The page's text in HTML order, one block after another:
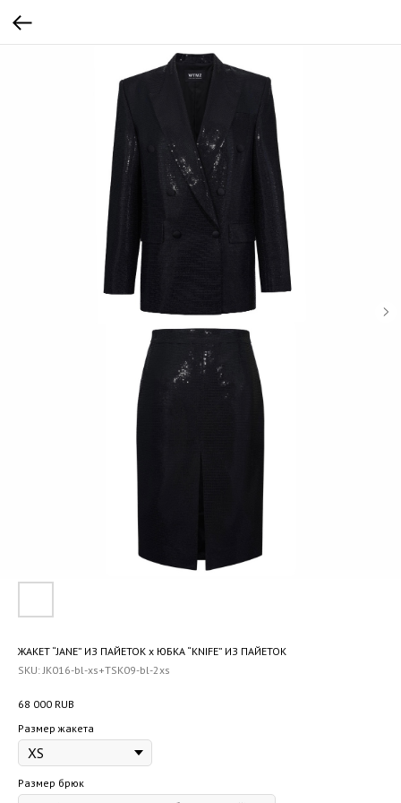
ЖАКЕТ “JANE” ИЗ ПАЙЕТОК x ЮБКА “KNIFE” ИЗ ПАЙЕТОК
SKU:JK016-bl-xs+TSK09-bl-2xs
68 000 RUB
Размер жакета
Размер брюк